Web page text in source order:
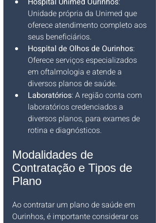
Unidade própria da Unimed que
oferece atendimento completo aos
seus beneficiários.
Hospital de Olhos de Ourinhos:
Oferece serviços especializados
em oftalmologia e atende a
diversos planos de saúde.
Laboratórios: A região conta com
laboratórios credenciados a
diversos planos, para exames de
rotina e diagnósticos.
Modalidades de
Contratação e Tipos de
Plano
Ao contratar um plano de saúde em
Ourinhos, é importante considerar os